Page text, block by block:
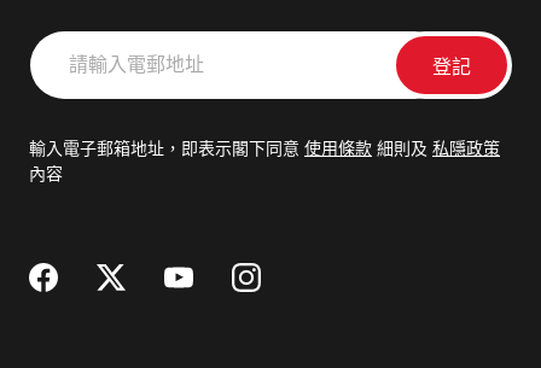
請
輸
郵
輸入電子郵箱地址，即表示閣下同意 使用條款 細則及 私隱政策
內容